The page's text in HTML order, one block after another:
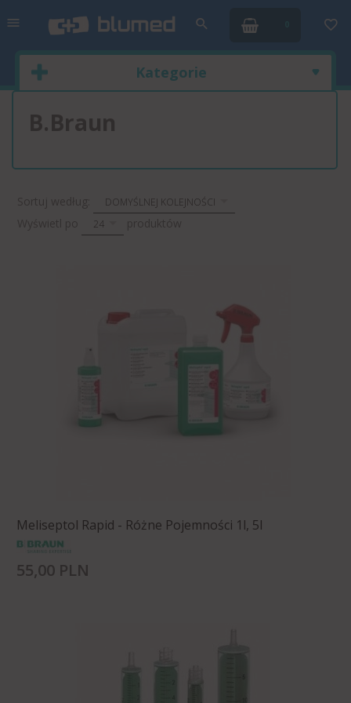
Kategorie
B.Braun
sortDOMYŚLNEJ KOLEJNOŚCI
pop24
Meliseptol Rapid - Różne Pojemności 1l, 5l
55,00 PLN